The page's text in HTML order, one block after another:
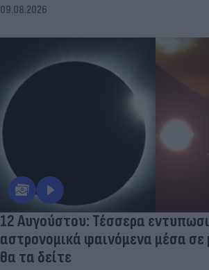
09.08.2026
12 Αυγούστου: Τέσσερα
αστρονομικά φαινόμενα μέσα
θα τα δείτε